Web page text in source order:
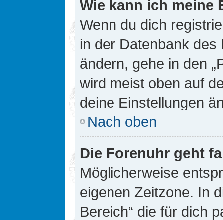
Wie kann ich meine
Wenn du dich
in der Datenbank
ändern, gehe in den
wird meist oben auf
deine Einstellungen
Nach oben
Die Forenuhr geht
Möglicherweise
eigenen Zeitzone. In
Bereich“ die für dich